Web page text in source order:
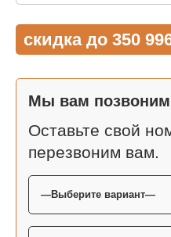
скидка до 350
Мы вам позвоним
Оставьте свой
перезвоним вам.